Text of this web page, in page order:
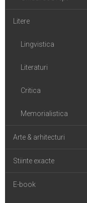
Litere
Lingvistica
Literaturi
Critica
Memorialistica
Arte & arhitecturi
Stiinte exacte
E-book